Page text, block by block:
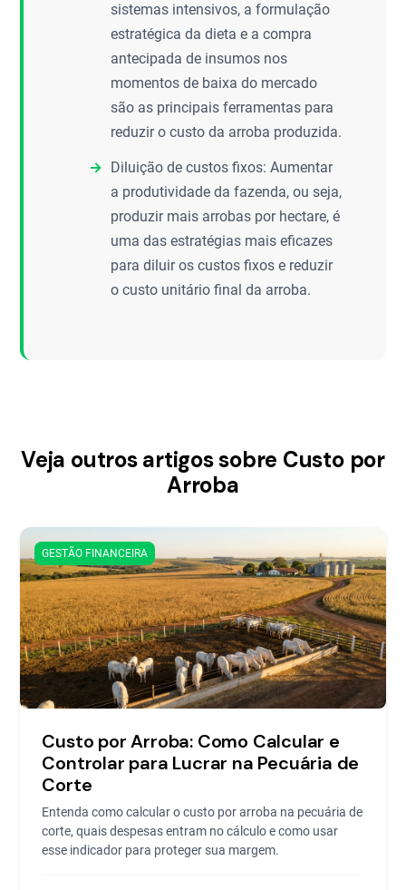
sistemas intensivos, a formulação
estratégica da dieta e a compra
antecipada de insumos nos
momentos de baixa do mercado
são as principais ferramentas para
reduzir o custo da arroba produzida.
Diluição de custos fixos: Aumentar
a produtividade da fazenda, ou seja,
produzir mais arrobas por hectare, é
uma das estratégias mais eficazes
para diluir os custos fixos e reduzir
o custo unitário final da arroba.
Veja outros artigos sobre Custo por
Arroba
GESTÃO FINANCEIRA
Custo por Arroba: Como Calcular e
Controlar para Lucrar na Pecuária de
Corte
Entenda como calcular o custo por arroba na pecuária de
corte, quais despesas entram no cálculo e como usar
esse indicador para proteger sua margem.